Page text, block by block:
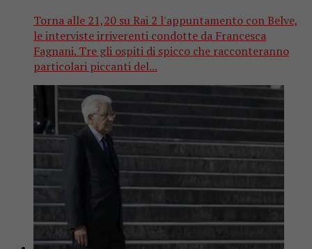
Torna alle 21,20 su Rai 2 l'appuntamento con Belve,
le interviste irriverenti condotte da Francesca
Fagnani. Tre gli ospiti di spicco che racconteranno
particolari piccanti del...